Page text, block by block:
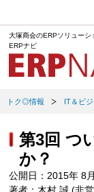
大塚商会のERPソリューシ
ERPナビ
トク◎情報 IT＆ビ
第3回 つ
か？
公開日：2015年 8